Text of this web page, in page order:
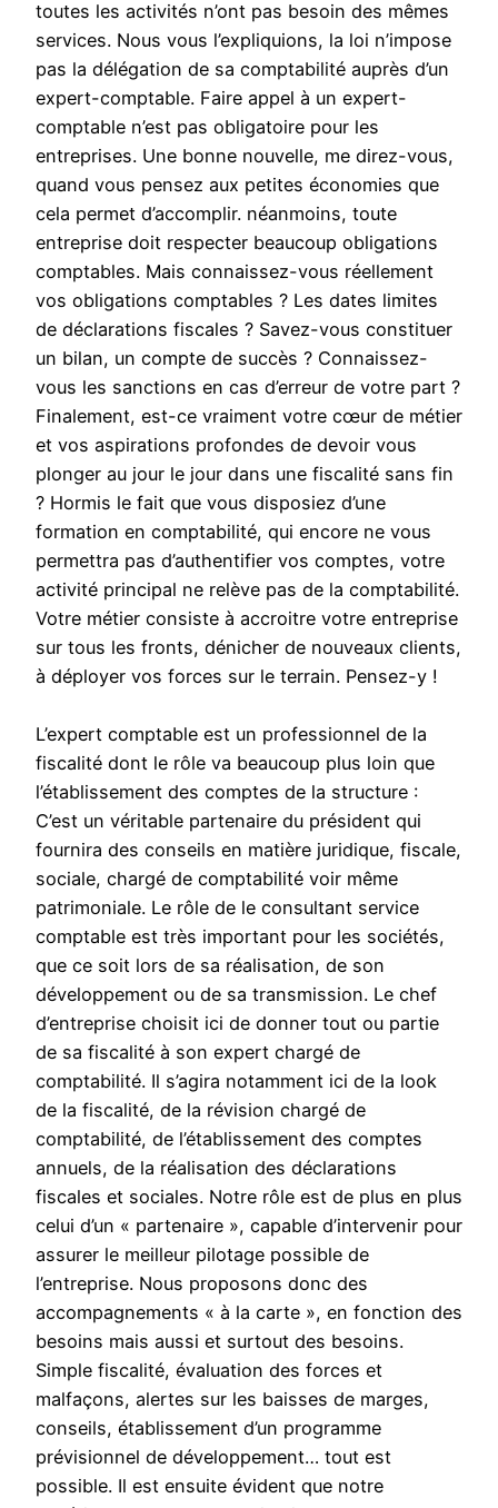
toutes les activités n’ont pas besoin des mêmes
services. Nous vous l’expliquions, la loi n’impose
pas la délégation de sa comptabilité auprès d’un
expert-comptable. Faire appel à un expert-
comptable n’est pas obligatoire pour les
entreprises. Une bonne nouvelle, me direz-vous,
quand vous pensez aux petites économies que
cela permet d’accomplir. néanmoins, toute
entreprise doit respecter beaucoup obligations
comptables. Mais connaissez-vous réellement
vos obligations comptables ? Les dates limites
de déclarations fiscales ? Savez-vous constituer
un bilan, un compte de succès ? Connaissez-
vous les sanctions en cas d’erreur de votre part ?
Finalement, est-ce vraiment votre cœur de métier
et vos aspirations profondes de devoir vous
plonger au jour le jour dans une fiscalité sans fin
? Hormis le fait que vous disposiez d’une
formation en comptabilité, qui encore ne vous
permettra pas d’authentifier vos comptes, votre
activité principal ne relève pas de la comptabilité.
Votre métier consiste à accroitre votre entreprise
sur tous les fronts, dénicher de nouveaux clients,
à déployer vos forces sur le terrain. Pensez-y !
L’expert comptable est un professionnel de la
fiscalité dont le rôle va beaucoup plus loin que
l’établissement des comptes de la structure :
C’est un véritable partenaire du président qui
fournira des conseils en matière juridique, fiscale,
sociale, chargé de comptabilité voir même
patrimoniale. Le rôle de le consultant service
comptable est très important pour les sociétés,
que ce soit lors de sa réalisation, de son
développement ou de sa transmission. Le chef
d’entreprise choisit ici de donner tout ou partie
de sa fiscalité à son expert chargé de
comptabilité. Il s’agira notamment ici de la look
de la fiscalité, de la révision chargé de
comptabilité, de l’établissement des comptes
annuels, de la réalisation des déclarations
fiscales et sociales. Notre rôle est de plus en plus
celui d’un « partenaire », capable d’intervenir pour
assurer le meilleur pilotage possible de
l’entreprise. Nous proposons donc des
accompagnements « à la carte », en fonction des
besoins mais aussi et surtout des besoins.
Simple fiscalité, évaluation des forces et
malfaçons, alertes sur les baisses de marges,
conseils, établissement d’un programme
prévisionnel de développement… tout est
possible. Il est ensuite évident que notre